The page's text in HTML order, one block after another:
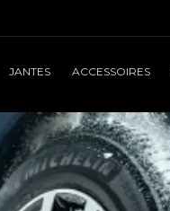
JANTES
ACCESSOIRES